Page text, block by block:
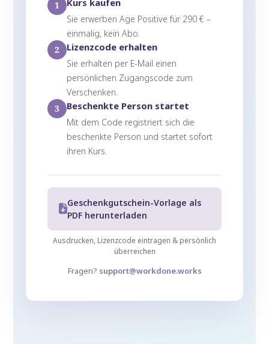
1
Sie erwerben Age Positive für 290 € –
einmalig, kein Abo.
2
Lizenzcode erhalten
Sie erhalten per E-Mail einen
persönlichen Zugangscode zum
Verschenken.
3
Beschenkte Person startet
Mit dem Code registriert sich die
beschenkte Person und startet sofort
ihren Kurs.
Geschenkgutschein-Vorlage als
PDF herunterladen
Ausdrucken, Lizenzcode eintragen & persönlich
überreichen
Fragen? support@workdone.works